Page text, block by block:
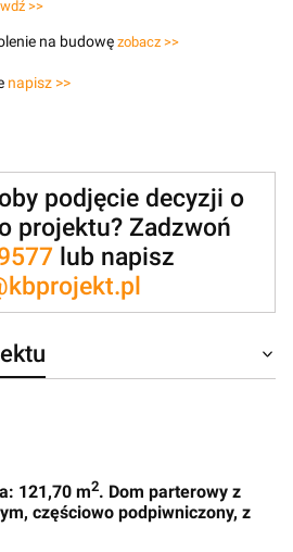
>>
na budowę zobacz >>
napisz >>
podjęcie decyzji o
projektu? Zadzwoń
lub napisz
121,70 m2. Dom parterowy z
częściowo podpiwniczony, z